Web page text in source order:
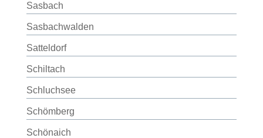
Sasbach
Sasbachwalden
Satteldorf
Schiltach
Schluchsee
Schömberg
Schönaich